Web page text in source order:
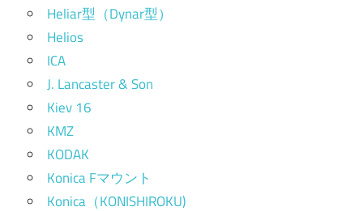
Heliar型（Dynar型）
Helios
ICA
J. Lancaster & Son
Kiev 16
KMZ
KODAK
Konica Fマウント
Konica（KONISHIROKU)